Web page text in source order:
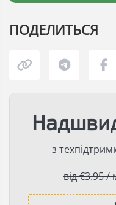
ПОДЕЛИТЬСЯ
з
від €3.95 /